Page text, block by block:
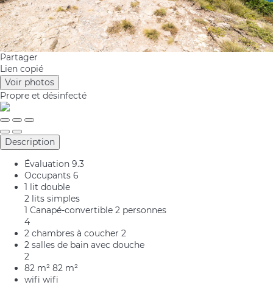
Partager
Lien copié
Voir photos
Propre et désinfecté
Description
Évaluation 9.3
Occupants 6
1 lit double
2 lits simples
1 Canapé-convertible 2 personnes
4
2 chambres à coucher 2
2 salles de bain avec douche
2
82 m² 82 m²
wifi wifi